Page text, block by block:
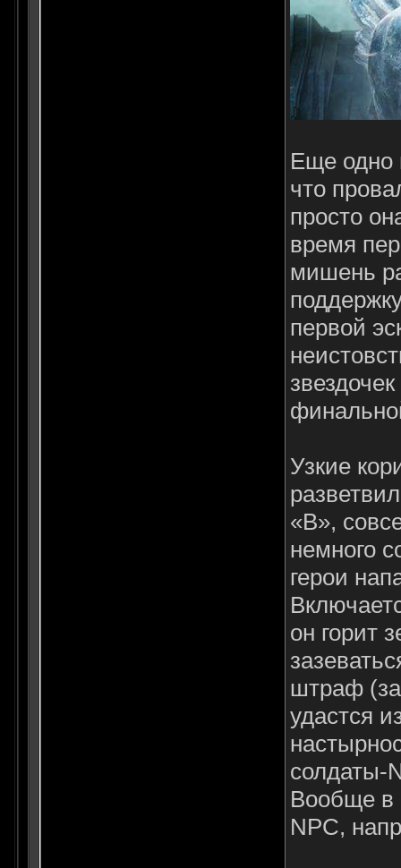
Еще одно
что
просто
время
мишень
первой
Узкие
«B»,
немного
герои
он горит
штраф
удастся
солдаты-
Вообще в
NPC,